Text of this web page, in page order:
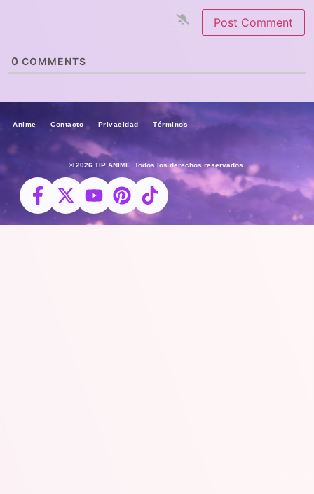
0 COMMENTS
Anime Contacto Privacidad Términos
© 2026 TIP ANIME. Todos los derechos reservados.